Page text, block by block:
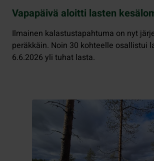
Vapapäivä aloitti lasten
Ilmainen kalastustapahtuma on nyt
peräkkäin. Noin 30 kohteelle osallistui
6.6.2026 yli tuhat lasta.